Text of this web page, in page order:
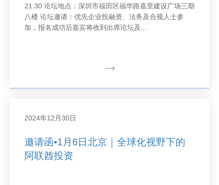
21:30 论坛地点：深圳市福田区福华路嘉里建设广场三期
八楼 论坛邀请：优先企业投融资、法务及合规人士参
加，报名成功后嘉宾将收到出席论坛及...
2024年12月30日
邀请函•1月6日北京｜全球化视野下的
阿联酋投资